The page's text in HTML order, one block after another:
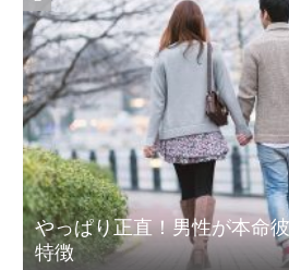
やっぱり正直！男性が本命
特徴